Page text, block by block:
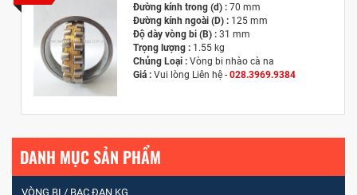
Đường kính trong (d) :70 mm
Đường kính ngoài (D) :125 mm
Độ dày vòng bi (B) :31 mm
Trọng lượng : 1.55 kg
Chủng Loại : Vòng bi nhào cà na
Giá :Vui lòng Liên hệ - 028.3969.9384
DANH MỤC SẢN PHẨM
VÒNG BI / BẠC ĐẠN KG